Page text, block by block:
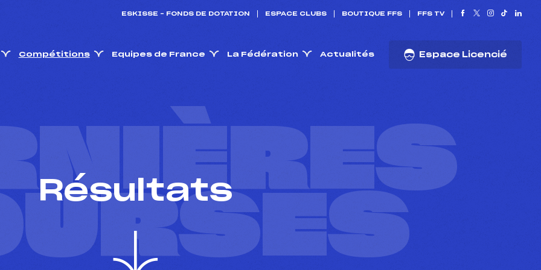
ESKISSE – FONDS DE DOTATION ESPACE CLUBS BOUTIQUE FFS FFS TV
Compétitions Equipes de France La Fédération Actualités Espace Licencié
Résultats